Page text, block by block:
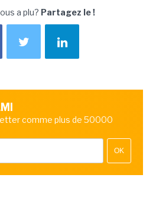
a plu? Partagez le !
comme plus de 50000
OK